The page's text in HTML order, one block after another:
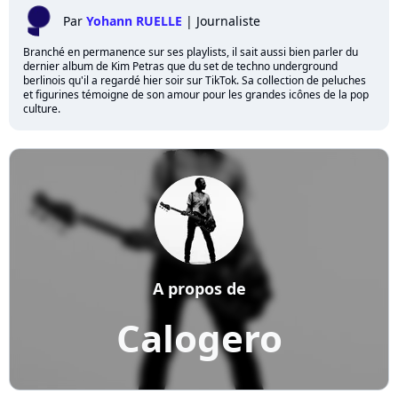
Par Yohann RUELLE | Journaliste
Branché en permanence sur ses playlists, il sait aussi bien parler du
dernier album de Kim Petras que du set de techno underground
berlinois qu'il a regardé hier soir sur TikTok. Sa collection de peluches
et figurines témoigne de son amour pour les grandes icônes de la pop
culture.
Calogero
A propos de